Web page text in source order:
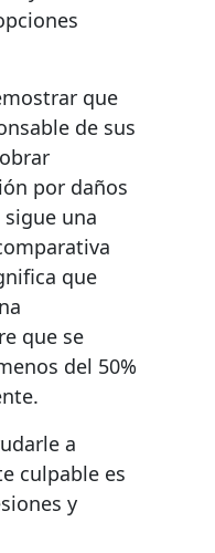
que
de sus
por daños
una
que
que se
del 50%
a
culpable es
y